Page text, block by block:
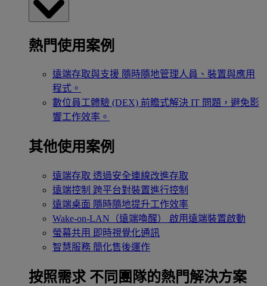
熱門使用案例
遠端存取與支援 隨時隨地管理人員、裝置與應用
程式。
數位員工體驗 (DEX) 前瞻式解決 IT 問題，避免影
響工作效率。
其他使用案例
遠端存取 透過安全連線改進存取
遠端控制 跨平台對裝置進行控制
遠端桌面 隨時隨地提升工作效率
Wake-on-LAN（遠端喚醒）
啟用遠端裝置啟動
螢幕共用 即時視覺化通訊
智慧服務 簡化售後運作
按照需求 不同團隊的熱門解決方案